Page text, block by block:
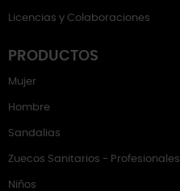
Licencias y Colaboraciones
PRODUCTOS
Mujer
Hombre
Sandalias
Zuecos Sanitarios - Profesionales
Niños